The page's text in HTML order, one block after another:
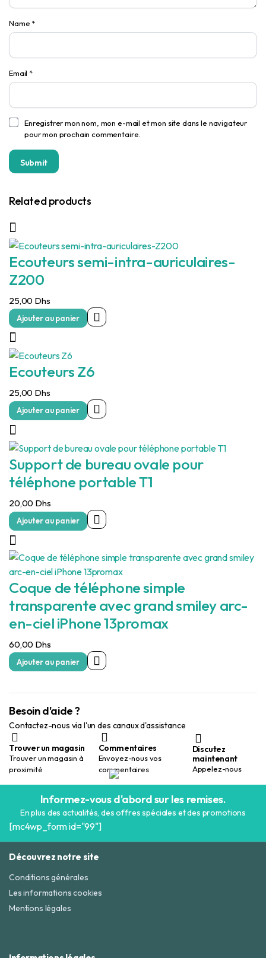
Name *
Email *
Enregistrer mon nom, mon e-mail et mon site dans le navigateur
pour mon prochain commentaire.
Related products
Ecouteurs semi-intra-auriculaires-
Z200
25,00 Dhs
Ajouter au panier
Ecouteurs Z6
25,00 Dhs
Ajouter au panier
Support de bureau ovale pour
téléphone portable T1
20,00 Dhs
Ajouter au panier
Coque de téléphone simple
transparente avec grand smiley arc-
en-ciel iPhone 13promax
60,00 Dhs
Ajouter au panier
Besoin d'aide ?
Contactez-nous via l'un des canaux d'assistance
Trouver un magasin
Trouver un magasin à
proximité
Commentaires
Envoyez-nous vos
commentaires
Discutez
maintenant
Appelez-nous
Informez-vous d'abord sur les remises.
En plus des actualités, des offres spéciales et des promotions
[mc4wp_form id="99"]
Découvrez notre site
Conditions générales
Les informations cookies
Mentions légales